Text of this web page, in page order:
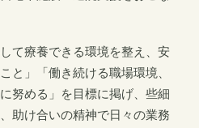
て療養できる環境を整え、安
と」「働き続ける職場環境、
努める」を目標に掲げ、些細
助け合いの精神で日々の業務